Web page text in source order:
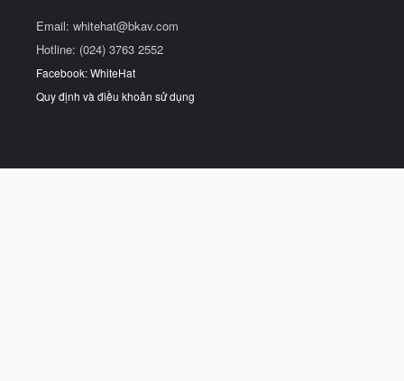
Email: whitehat@bkav.com
Hotline: (024) 3763 2552
Facebook: WhiteHat
Quy định và điều khoản sử dụng